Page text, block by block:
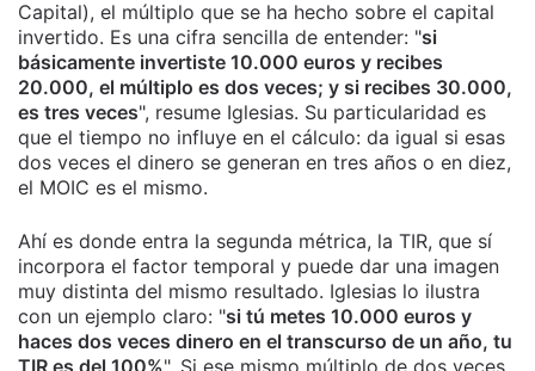
Capital), el múltiplo que se ha hecho sobre el capital
invertido. Es una cifra sencilla de entender: "si
básicamente invertiste 10.000 euros y recibes
20.000, el múltiplo es dos veces; y si recibes 30.000,
es tres veces", resume Iglesias. Su particularidad es
que el tiempo no influye en el cálculo: da igual si esas
dos veces el dinero se generan en tres años o en diez,
el MOIC es el mismo.
Ahí es donde entra la segunda métrica, la TIR, que sí
incorpora el factor temporal y puede dar una imagen
muy distinta del mismo resultado. Iglesias lo ilustra
con un ejemplo claro: "si tú metes 10.000 euros y
haces dos veces dinero en el transcurso de un año, tu
TIR es del 100%". Si ese mismo múltiplo de dos veces